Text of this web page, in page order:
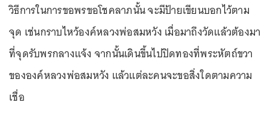
วิธีการในการขอพรขอโชคลาภนั้น จะมีป้ายเขียนบอกไว้ตาม
จุด เช่นกราบไหว้องค์หลวงพ่อสมหวัง เมื่อมาถึงวัดแล้วต้องมา
ที่จุดรับพรกลางแจ้ง จากนั้นเดินขึ้นไปปิดทองที่พระหัตถ์ขวา
ขององค์หลวงพ่อสมหวัง แล้วแต่ละคนจะขอสิ่งใดตามความ
เชื่อ